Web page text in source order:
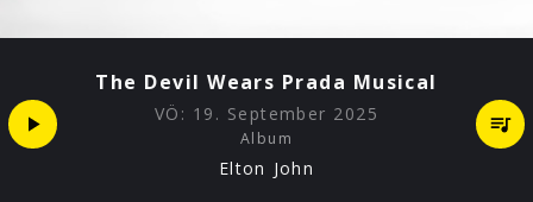
The Devil Wears Prada Musical
VÖ: 19. September 2025
Album
Elton John